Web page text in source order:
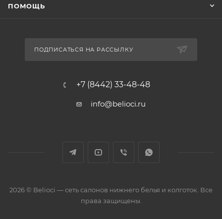
ПОМОЩЬ
ПОДПИСАТЬСЯ НА РАССЫЛКУ
+7 (8442) 33-48-48
info@belioci.ru
2026 © Belioci — сеть салонов нижнего белья и колготок. Все
права защищены.